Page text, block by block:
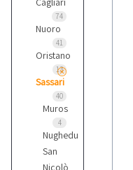
74
Nuoro
41
Oristano
13
Sassari
40
Muros
4
Nughedu
San
Nicolò